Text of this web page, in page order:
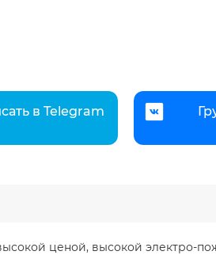
в Telegram
ценой, высокой электро-